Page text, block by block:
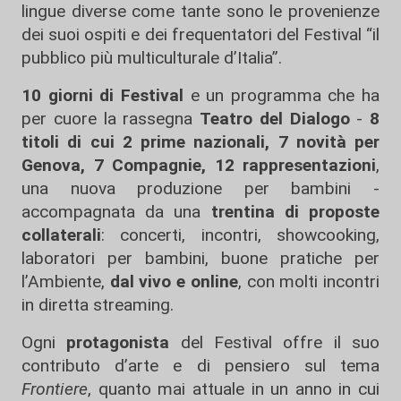
lingue diverse come tante sono le provenienze
dei suoi ospiti e dei frequentatori del Festival “il
pubblico più multiculturale d’Italia”.
10 giorni di Festival e un programma che ha
per cuore la rassegna Teatro del Dialogo- 8
titoli di cui 2 prime nazionali, 7 novità per
Genova, 7 Compagnie, 12 rappresentazioni,
una nuova produzione per bambini -
accompagnata da una trentina di proposte
collaterali: concerti, incontri, showcooking,
laboratori per bambini, buone pratiche per
l’Ambiente, dal vivo e online, con molti incontri
in diretta streaming.
Ogni protagonista del Festival
offre il suo
contributo d’arte e di pensiero sul tema
Frontiere, quanto mai attuale in un anno in cui